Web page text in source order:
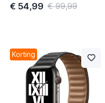
€ 54,99 € 99,99
Korting